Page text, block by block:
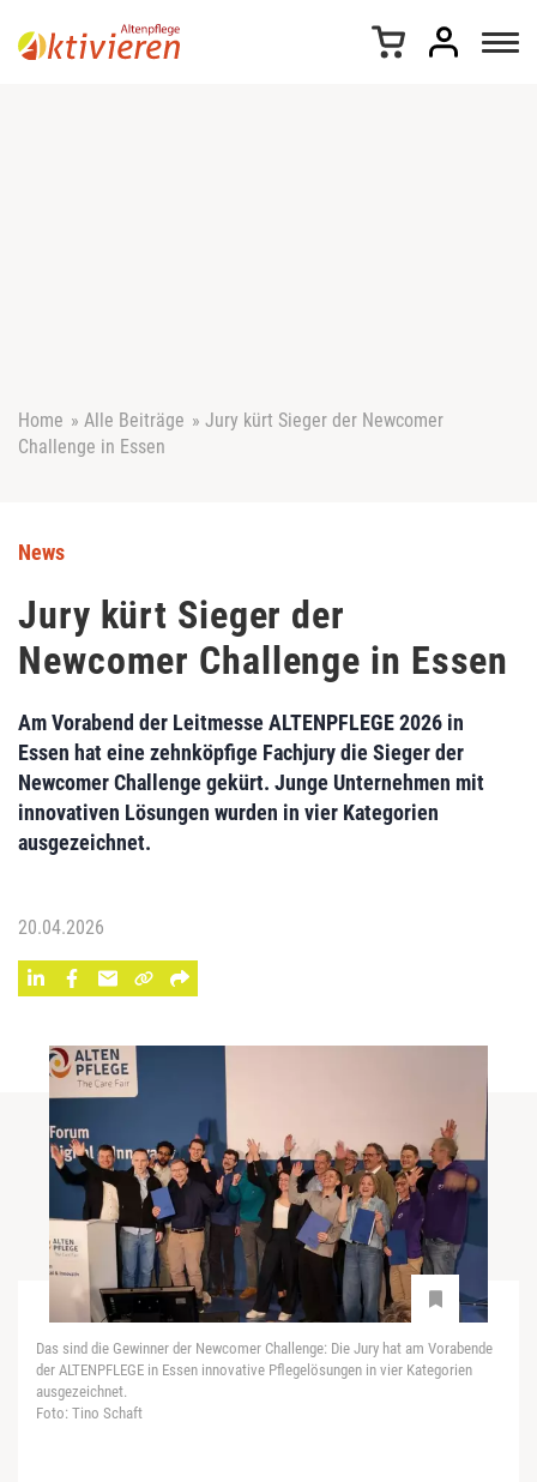
Home » Alle Beiträge » Jury kürt Sieger der Newcomer
Challenge in Essen
News
Jury kürt Sieger der
Newcomer Challenge in Essen
Am Vorabend der Leitmesse ALTENPFLEGE 2026 in
Essen hat eine zehnköpfige Fachjury die Sieger der
Newcomer Challenge gekürt. Junge Unternehmen mit
innovativen Lösungen wurden in vier Kategorien
ausgezeichnet.
20.04.2026
Das sind die Gewinner der Newcomer Challenge: Die Jury hat am Vorabende
der ALTENPFLEGE in Essen innovative Pflegelösungen in vier Kategorien
ausgezeichnet.
Foto: Tino Schaft